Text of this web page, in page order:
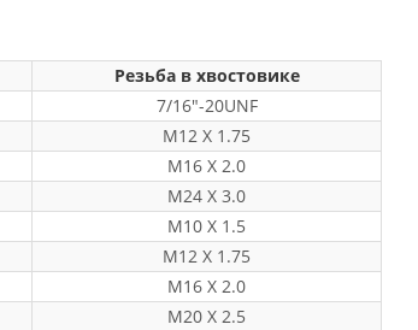
Резьба в хвостовике
7/16"-20UNF
M12 X 1.75
M16 X 2.0
M24 X 3.0
M10 X 1.5
M12 X 1.75
M16 X 2.0
M20 X 2.5